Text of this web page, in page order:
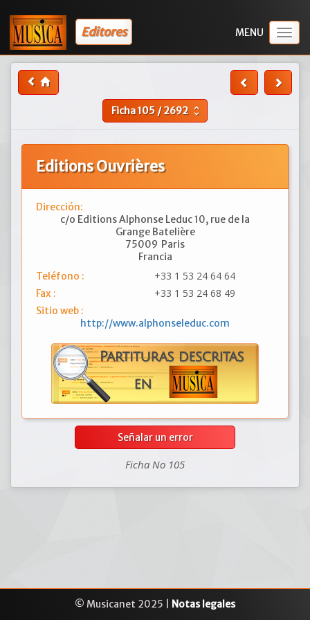
Editores
Ficha105 /2692 unfold_more
Editions Ouvrières
Dirección:
c/o Editions Alphonse Leduc 10, rue de la
Grange Batelière
75009 Paris
Francia
Teléfono :
+33 1 53 24 64 64
Fax : +33 1 53 24 68 49
Sitio web :
http://www.alphonseleduc.com
Señalar un error
Ficha No 105
© Musicanet 2025 | Notas legales